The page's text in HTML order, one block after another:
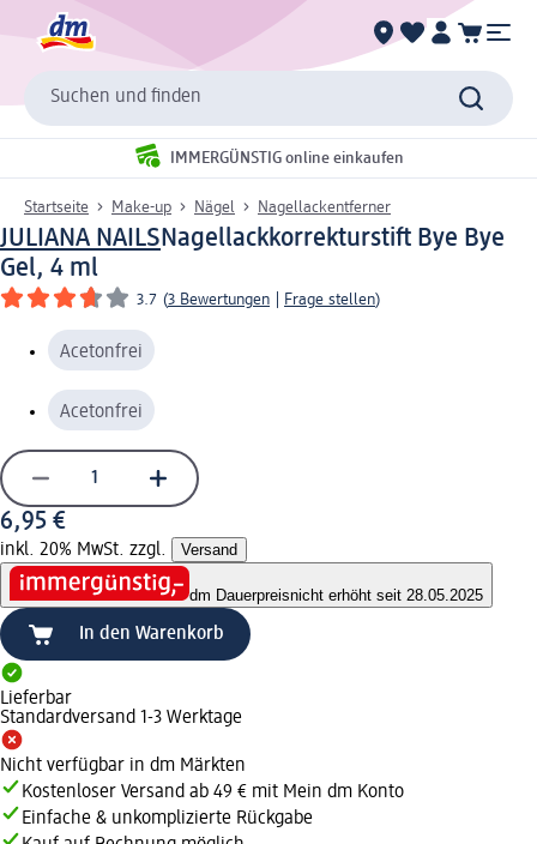
Suchen und finden
IMMERGÜNSTIG online einkaufen
Startseite Make-up Nägel Nagellackentferner
JULIANA NAILSNagellackkorrekturstift Bye Bye
Gel, 4 ml
3.7 (3 Bewertungen Frage stellen)
Acetonfrei
Acetonfrei
6,95 €
inkl. 20% MwSt. zzgl. Versand
dm Dauerpreisnicht erhöht seit 28.05.2025
In den Warenkorb
Lieferbar
Standardversand 1-3 Werktage
Nicht verfügbar in dm Märkten
Kostenloser Versand ab 49 € mit Mein dm Konto
Einfache & unkomplizierte Rückgabe